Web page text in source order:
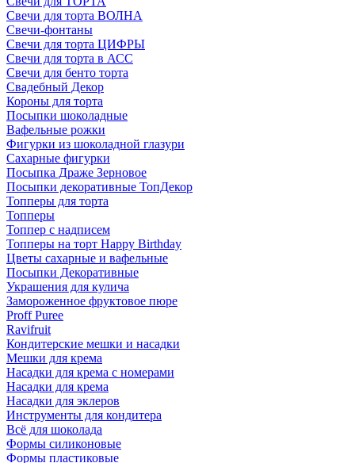
Свечи для торта ВОЛНА
Свечи-фонтаны
Свечи для торта ЦИФРЫ
Свечи для торта в АСС
Свечи для бенто торта
Свадебный Декор
Короны для торта
Посыпки шоколадные
Вафельные рожки
Фигурки из шоколадной глазури
Сахарные фигурки
Посыпка Драже Зерновое
Посыпки декоративные ТопДекор
Топперы для торта
Топперы
Топпер с надписем
Топперы на торт Happy Birthday
Цветы сахарные и вафельные
Посыпки Декоративные
Украшения для кулича
Замороженное фруктовое пюре
Proff Puree
Ravifruit
Кондитерские мешки и насадки
Мешки для крема
Насадки для крема с номерами
Насадки для крема
Насадки для эклеров
Инструменты для кондитера
Всё для шоколада
Формы силиконовые
Формы пластиковые